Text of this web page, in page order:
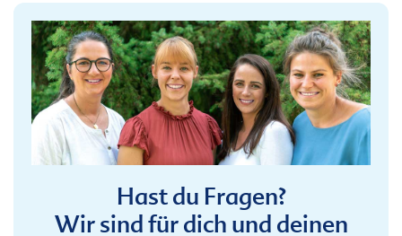
Hast du Fragen?
Wir sind für dich und deinen